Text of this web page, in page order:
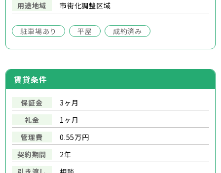
用途地域
市街化調整区域
駐車場あり 平屋 成約済み
賃貸条件
保証金
3ヶ月
礼金
1ヶ月
管理費
0.55万円
契約期間
2年